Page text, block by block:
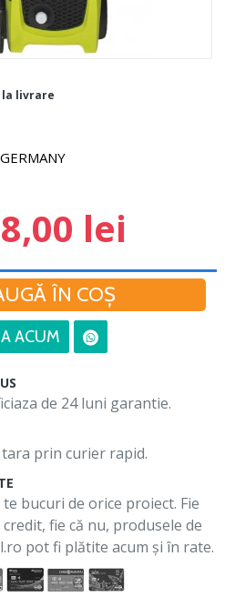
lei
ÎN COŞ
ACUM
livrare
de 24 luni garantie.
prin curier rapid.
bucuri de orice proiect. Fie
fie că nu, produsele de
pot fi plătite acum și în rate.